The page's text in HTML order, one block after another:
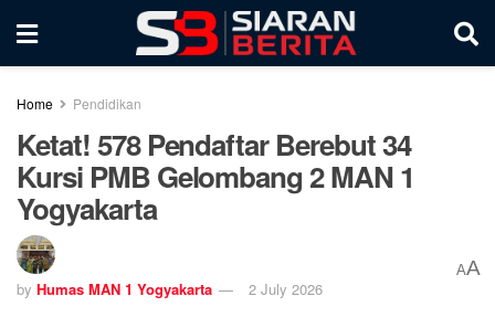
Home Pendidikan
Ketat! 578 Pendaftar Berebut 34
Kursi PMB Gelombang 2 MAN 1
Yogyakarta
by Humas MAN 1 Yogyakarta 2 July 2026
AA